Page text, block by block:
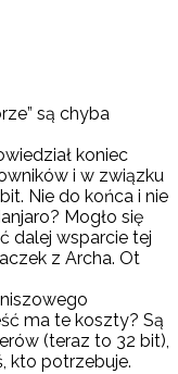
są chyba
koniec
i w związku
Nie do końca i nie
Mogło się
dalej wsparcie tej
z Archa. Ot
ma te koszty? Są
(teraz to 32 bit),
kto potrzebuje.